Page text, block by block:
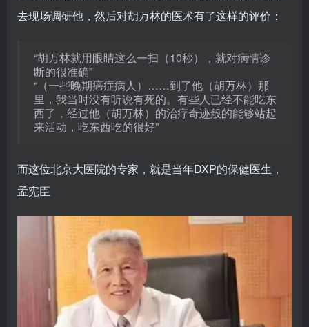
去现场调研他，然后对胡万林的医术有了这样的评价：
“胡万林就用眼睛这么一扫（10秒），就对病情诊
断的很准确”
“（一些晚期癌症病人）……到了他（胡万林）那
里，我当时没有听说有死的。有些人已经不能吃东
西了，经过他（胡万林）的治疗奇迹般的能够站起
来活动，吃东西吃的很好”
而这位北京大医院的专家，就是当年DXP的保健医生，
孟宪臣